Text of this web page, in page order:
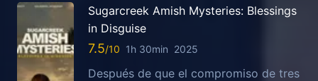
Sugarcreek Amish Mysteries: Blessings
in Disguise
7.5 1h 30min 2025
Después de que el compromiso de tres